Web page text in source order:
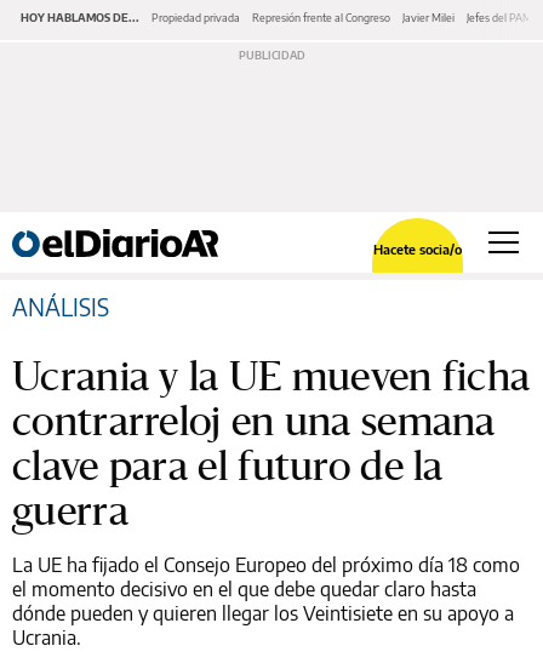
HOY HABLAMOS DE... Propiedad privada Represión frente al Congreso Javier Milei Jefes del PAMI
Hacete socia/o
ANÁLISIS
Ucrania y la UE mueven ficha
contrarreloj en una semana
clave para el futuro de la
guerra
La UE ha fijado el Consejo Europeo del próximo día 18 como
el momento decisivo en el que debe quedar claro hasta
dónde pueden y quieren llegar los Veintisiete en su apoyo a
Ucrania.